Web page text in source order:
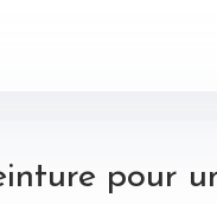
pour